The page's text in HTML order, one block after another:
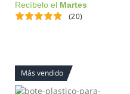
Recíbelo el Martes
(20)
Más vendido